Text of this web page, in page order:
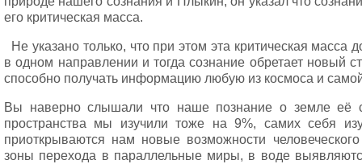
его критическая масса.
Не указано только, что при этом эта критическая
в одном направлении и тогда сознание обретает новый
способно получать информацию любую из космоса и
Вы наверно слышали что наше познание о земле её
пространства мы изучили тоже на 9%, самих себя
приоткрываются нам новые возможности
зоны перехода в параллельные миры, в воде